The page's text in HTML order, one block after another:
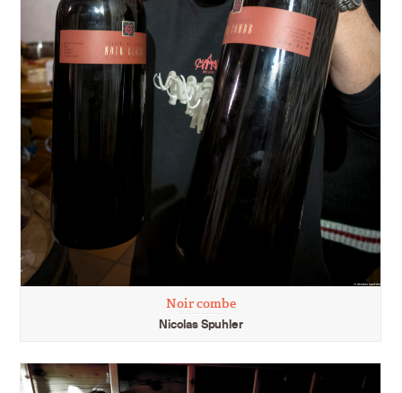
Noir combe
Nicolas Spuhler